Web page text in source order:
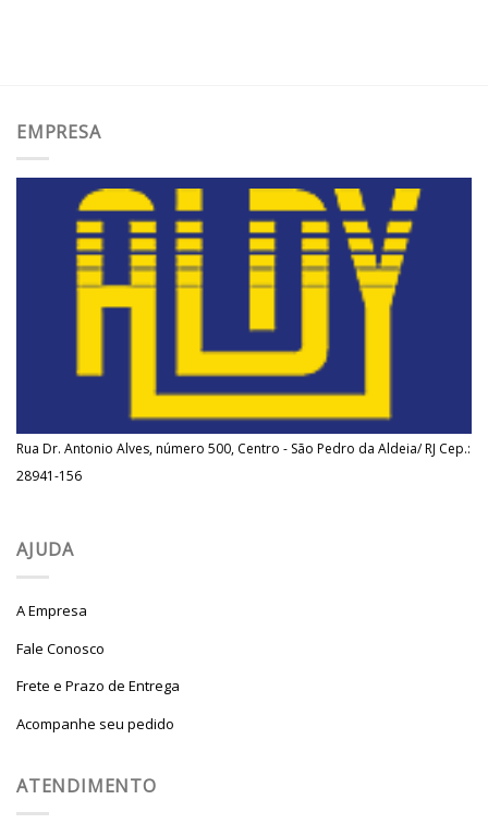
EMPRESA
Rua Dr. Antonio Alves, número 500, Centro - São Pedro da Aldeia/ RJ Cep.:
28941-156
AJUDA
A Empresa
Fale Conosco
Frete e Prazo de Entrega
Acompanhe seu pedido
ATENDIMENTO